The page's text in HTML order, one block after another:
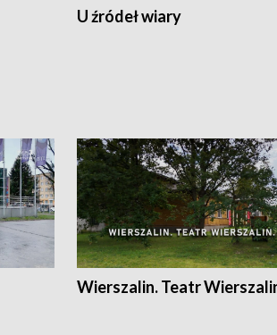
U źródeł wiary
Wierszalin. Teatr